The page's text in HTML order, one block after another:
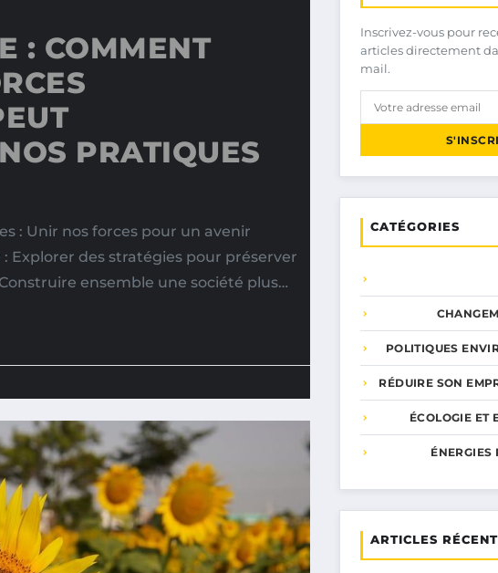
: COMMENT
PRATIQUES
: Unir nos forces pour un avenir
Explorer des stratégies pour préserver
ensemble une société plus…
Inscrivez-vous pour
articles directement
mail.
CATÉGORIES
POLITIQUES
RÉDUIRE SON
ÉCOLOGIE ET
ÉNERGIES
ARTICLES